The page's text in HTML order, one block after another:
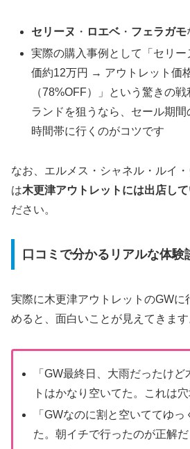
セリーヌ ・ ロエベ・ フェラガモ
実際の購入事例として「セリ
価約12万円 → アウトレット価
（78%OFF）」という驚きの
ランドを狙うなら、セール期
時間帯に行くのがコツです
なお、エルメス・シャネル・ルイ
は木更津アウトレットには出店し
ださい。
口コミで分かるリアルな体験
実際に木更津アウトレットのGWに
めると、面白いことが見えてきます
「GW最終日、大雨だったけ
トはかなり空いてた。これは穴
「GWなのに割と空いててゆっ
た。朝イチで行ったのが正解だ